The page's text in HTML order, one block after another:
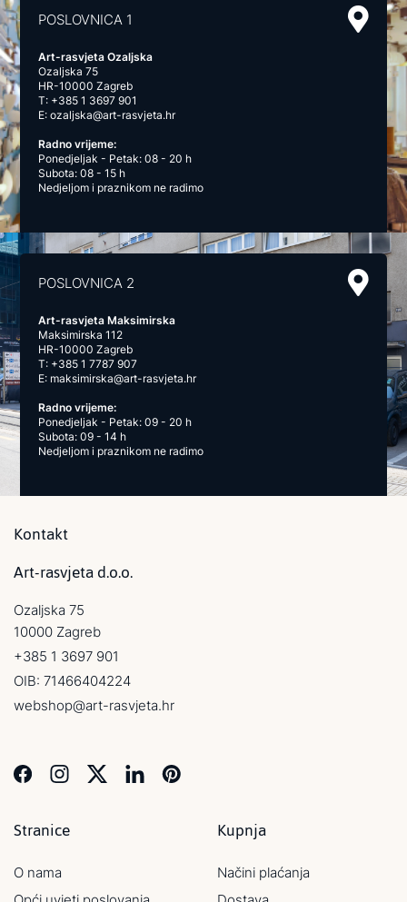
POSLOVNICA 1
Art-rasvjeta Ozaljska
Ozaljska 75
HR-10000 Zagreb
T: +385 1 3697 901
E:ozaljska@art-rasvjeta.hr
Radno vrijeme:
Ponedjeljak - Petak: 08 - 20 h
Subota: 08 - 15 h
Nedjeljom i praznikom ne radimo
POSLOVNICA 2
Art-rasvjeta Maksimirska
Maksimirska 112
HR-10000 Zagreb
T: +385 1 7787 907
E: maksimirska@art-rasvjeta.hr
Radno vrijeme:
Ponedjeljak - Petak: 09 - 20 h
Subota: 09 - 14 h
Nedjeljom i praznikom ne radimo
Kontakt
Art-rasvjeta d.o.o.
Ozaljska 75
10000 Zagreb
+385 1 3697 901
OIB: 71466404224
webshop@art-rasvjeta.hr
Stranice
O nama
Kupnja
Načini plaćanja